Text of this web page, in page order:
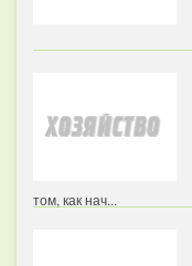
том, как нач...